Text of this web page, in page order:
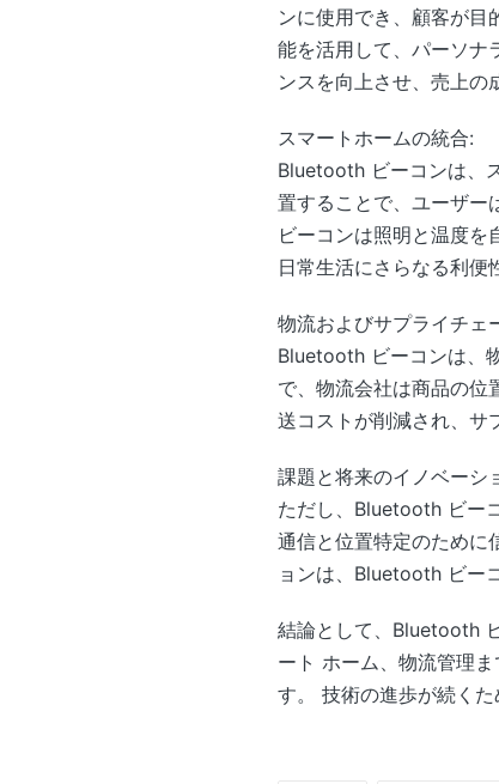
ンに使用でき、顧客が
能を活用して、パーソナ
ンスを向上させ、売上の
スマートホームの統合:
Bluetooth ビーコンは、
置することで、ユーザー
ビーコンは照明と温度
日常生活にさらなる利便
物流およびサプライチェ
Bluetooth ビーコンは、
で、物流会社は商品の位
送コストが削減され、サ
課題と将来のイノベーシ
ただし、Bluetooth ビー
通信と位置特定のために
ョンは、Bluetooth ビー
結論として、Bluetooth
ート ホーム、物流管理
す。 技術の進歩が続く